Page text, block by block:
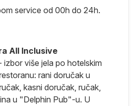
service od 00h do 24h.
All Inclusive
više jela po hotelskim
rani doručak u
kasni doručak, ručak,
u "Delphin Pub"-u. U